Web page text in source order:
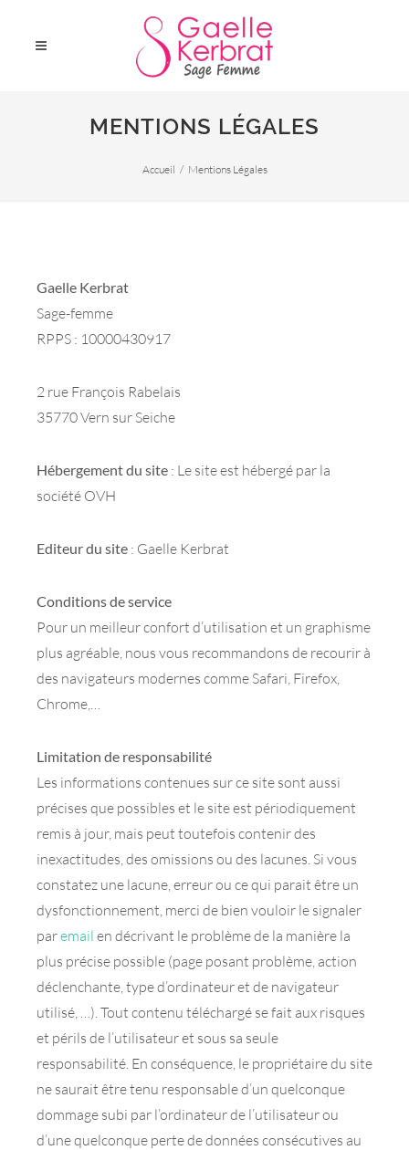
MENTIONS LÉGALES
Accueil Mentions Légales
Gaelle Kerbrat
Sage-femme
RPPS : 10000430917
2 rue François Rabelais
35770 Vern sur Seiche
Hébergement du site : Le site est hébergé par la
société OVH
Editeur du site : Gaelle Kerbrat
Conditions de service
Pour un meilleur confort d’utilisation et un graphisme
plus agréable, nous vous recommandons de recourir à
des navigateurs modernes comme Safari, Firefox,
Chrome,…
Limitation de responsabilité
Les informations contenues sur ce site sont aussi
précises que possibles et le site est périodiquement
remis à jour, mais peut toutefois contenir des
inexactitudes, des omissions ou des lacunes. Si vous
constatez une lacune, erreur ou ce qui parait être un
dysfonctionnement, merci de bien vouloir le signaler
paremail en décrivant le problème de la manière la
plus précise possible (page posant problème, action
déclenchante, type d’ordinateur et de navigateur
utilisé, …). Tout contenu téléchargé se fait aux risques
et périls de l’utilisateur et sous sa seule
responsabilité. En conséquence, le propriétaire du site
ne saurait être tenu responsable d’un quelconque
dommage subi par l’ordinateur de l’utilisateur ou
d’une quelconque perte de données consécutives au